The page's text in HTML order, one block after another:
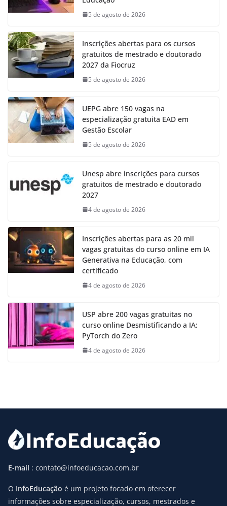
5 de agosto de 2026
Inscrições abertas para os cursos
gratuitos de mestrado e doutorado
2027 da Fiocruz
5 de agosto de 2026
UEPG abre 150 vagas na
especialização gratuita EAD em
Gestão Escolar
5 de agosto de 2026
Unesp abre inscrições para cursos
gratuitos de mestrado e doutorado
2027
4 de agosto de 2026
Inscrições abertas para as 20 mil
vagas gratuitas do curso online em IA
Generativa na Educação, com
certificado
4 de agosto de 2026
USP abre 200 vagas gratuitas no
curso online Desmistificando a IA:
PyTorch do Zero
4 de agosto de 2026
E-mail : contato@infoeducacao.com.br
O InfoEducação é um projeto focado em oferecer
informações sobre especialização, cursos, mestrados e